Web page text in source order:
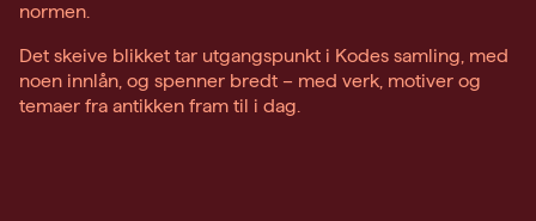
normen.
Det skeive blikket tar utgangspunkt i Kodes samling, med
noen innlån, og spenner bredt – med verk, motiver og
temaer fra antikken fram til i dag.